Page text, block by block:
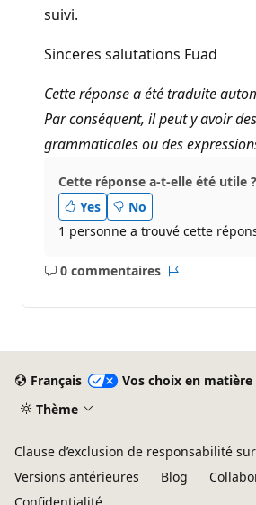
suivi.
Sinceres salutations Fuad
Cette réponse a été traduite
Par conséquent, il peut y avoir
grammaticales ou des
Cette réponse a-t-elle été utile ?
Yes
No
1 personne a trouvé cette
0 commentaires
Aucun
Français
Vos choix en
Thème
Clause d’exclusion de responsabilité sur
Versions antérieures
Blog